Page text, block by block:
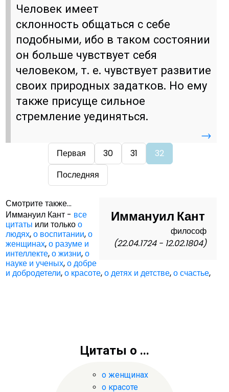
Человек имеет
склонность общаться с себе
подобными, ибо в таком состоянии
он больше чувствует себя
человеком, т. е. чувствует развитие
своих природных задатков. Но ему
также присуще сильное
стремление уединяться.
→
Первая 30 31
32
Последняя
Иммануил Кант
философ
(22.04.1724 - 12.02.1804)
Смотрите также...
Иммануил Кант - все
цитаты или толькоо
людях,о воспитании,о
женщинах,о разуме и
интеллекте,о жизни,о
науке и ученых,о добре
и добродетели,о красоте,о детях и детстве,о счастье,
Цитаты о ...
о женщинах
о красоте